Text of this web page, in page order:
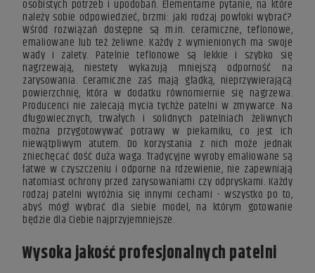
osobistych potrzeb i upodobań. Elementarne pytanie, na które
należy sobie odpowiedzieć, brzmi: jaki rodzaj powłoki wybrać?
Wśród rozwiązań dostępne są m.in. ceramiczne, teflonowe,
emaliowane lub też żeliwne. Każdy z wymienionych ma swoje
wady i zalety. Patelnie teflonowe są lekkie i szybko się
nagrzewają, niestety wykazują mniejszą odporność na
zarysowania. Ceramiczne zaś mają gładką, nieprzywierającą
powierzchnię, która w dodatku równomiernie się nagrzewa.
Producenci nie zalecają mycia tychże patelni w zmywarce. Na
długowiecznych, trwałych i solidnych patelniach żeliwnych
można przygotowywać potrawy w piekarniku, co jest ich
niewątpliwym atutem. Do korzystania z nich może jednak
zniechęcać dość duża waga. Tradycyjne wyroby emaliowane są
łatwe w czyszczeniu i odporne na rdzewienie, nie zapewniają
natomiast ochrony przed zarysowaniami czy odpryskami. Każdy
rodzaj patelni wyróżnia się innymi cechami - wszystko po to,
abyś mógł wybrać dla siebie model, na którym gotowanie
będzie dla Ciebie najprzyjemniejsze.
Wysoka jakość profesjonalnych patelni